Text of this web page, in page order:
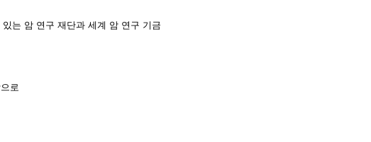
는 암 연구 재단과 세계 암 연구 기금
로